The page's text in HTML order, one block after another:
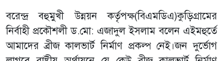
বরেন্দ্র বহুমুখী উন্নয়ন কর্তৃপক্ষ(বিএমডিএ)কুড়িগ্রামের
নির্বাহী প্রকৌশলী ড.মো: এজাদুল ইসলাম বলেন এইমহুর্তে
আমাদের ব্রীজ কালভার্ট নির্মাণ প্রকল্প নেই।জন দুর্ভোগ